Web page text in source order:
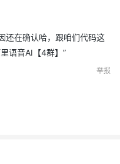
还在确认哈，跟咱们代码这
语音AI【4群】”
举报